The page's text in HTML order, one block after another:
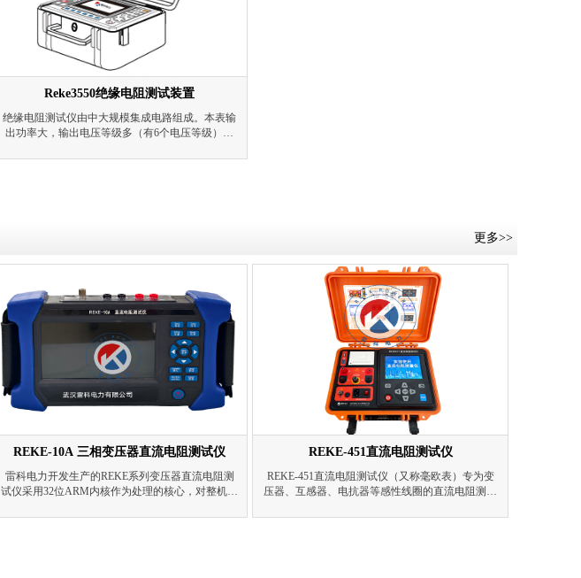
Reke3550绝缘电阻测试装置
绝缘电阻测试仪由中大规模集成电路组成。本表输
出功率大，输出电压等级多（有6个电压等级）。
750V。直流电流测量范围100pA-6mA。电容测量范
更多>>
REKE-10A 三相变压器直流电阻测试仪
雷科电力开发生产的REKE系列变压器直流电阻测
试仪采用32位ARM内核作为处理的核心，对整机进
值显示等功能，可测量各种类型变压器和互感器的
REKE-451直流电阻测试仪
REKE-451直流电阻测试仪（又称毫欧表）专为变
压器、互感器、电抗器等感性线圈的直流电阻测量
力，兼顾低值和高阻测量需求。内置锂电池，采用